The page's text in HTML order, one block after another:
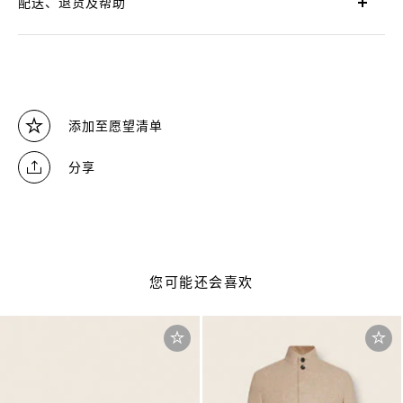
添加至愿望清单
分享
您可能还会喜欢